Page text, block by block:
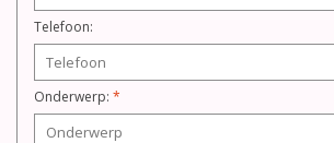
Telefoon:
Onderwerp: *